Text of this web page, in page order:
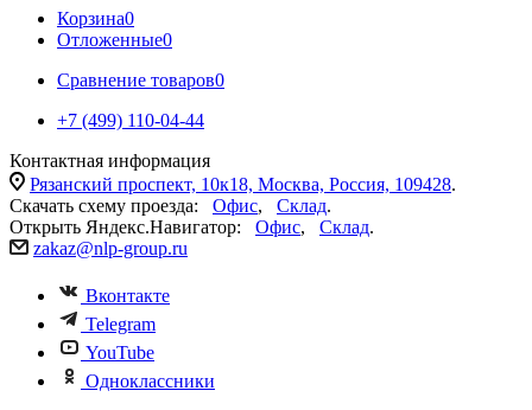
Корзина0
Отложенные0
Сравнение товаров0
+7 (499) 110-04-44
Контактная информация
Рязанский проспект, 10к18, Москва, Россия, 109428.
Скачать схему проезда: Офис, Склад.
Открыть Яндекс.Навигатор: Офис, Склад.
zakaz@nlp-group.ru
Вконтакте
Telegram
YouTube
Одноклассники